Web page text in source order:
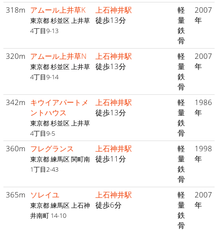
318m アムール上井草K
東京都 杉並区 上井草
4丁目9-13
上石神井駅
徒歩13分
軽
量
鉄
骨
2007
年
320m アムール上井草N
東京都 杉並区 上井草
4丁目9-14
上石神井駅
徒歩13分
軽
量
鉄
骨
2007
年
342m キウイアパートメ
ントハウス
東京都 杉並区 上井草
4丁目9-5
上石神井駅
徒歩13分
軽
量
鉄
骨
1986
年
360m フレグランス
東京都 練馬区 関町南
1丁目2-43
上石神井駅
徒歩11分
軽
量
鉄
骨
1998
年
365m ソレイユ
東京都 練馬区 上石神
井南町 14-10
上石神井駅
徒歩6分
軽
量
鉄
骨
2007
年